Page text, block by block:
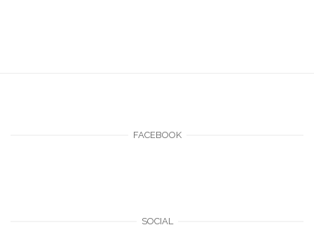
FACEBOOK
SOCIAL